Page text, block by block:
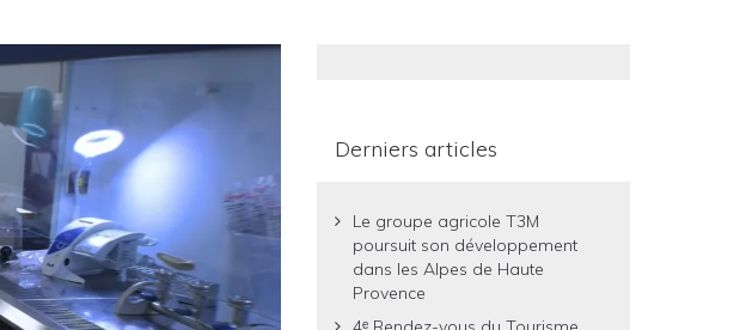
Derniers articles
Le groupe agricole T3M
poursuit son développement
dans les Alpes de Haute
Provence